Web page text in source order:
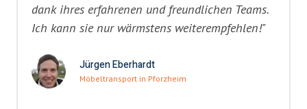
dank ihres erfahrenen und freundlichen Teams.
Ich kann sie nur wärmstens weiterempfehlen!"
Jürgen Eberhardt
Möbeltransport in Pforzheim